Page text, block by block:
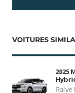
VOITURES
2025